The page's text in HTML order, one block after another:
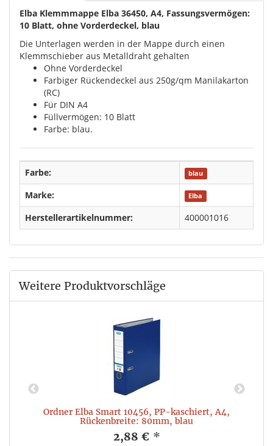
Elba Klemmmappe Elba 36450, A4, Fassungsvermögen:
10 Blatt, ohne Vorderdeckel, blau
Die Unterlagen werden in der Mappe durch einen
Klemmschieber aus Metalldraht gehalten
Ohne Vorderdeckel
Farbiger Rückendeckel aus 250g/qm Manilakarton
(RC)
Für DIN A4
Füllvermögen: 10 Blatt
Farbe: blau.
Farbe: blau
Marke: Elba
Herstellerartikelnummer: 400001016
Weitere Produktvorschläge
Ordner Elba Smart 10456, PP-kaschiert, A4,
Rückenbreite: 80mm, blau
2,88 € *